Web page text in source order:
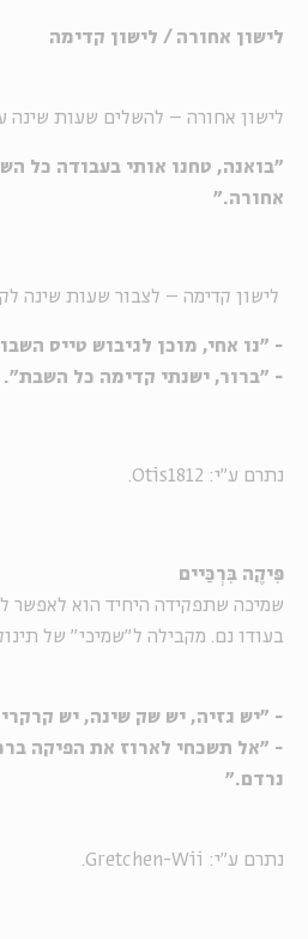
לישון אחורה / לישון קדימה
לישון אחורה – להשלים שעות שינה
"בואנה, טחנו אותי בעבודה כל
אחורה."
לישון קדימה – לצבור שעות שינה
- "נו אחי, מוכן לגיבוש טייס
- "ברור, ישנתי קדימה כל השבת".
נתרם ע"י: Otis1812.
פִּיקֶה בִּרְכַּיים
שמיכה שתפקידה היחיד הוא לאפשר
בעודו נם. מקבילה ל"שמיכי" של
- "יש גזיה, יש שק שינה, יש
- "אל תשכחי לארוז את הפיקה
נרדם."
נתרם ע"י: Gretchen-Wii.